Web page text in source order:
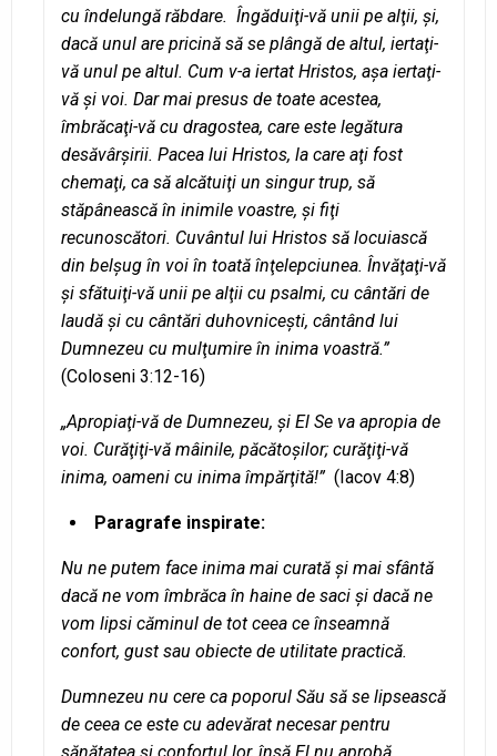
cu îndelungă răbdare. Îngăduiţi-vă unii pe alţii, şi,
dacă unul are pricină să se plângă de altul, iertaţi-
vă unul pe altul. Cum v-a iertat Hristos, aşa iertaţi-
vă şi voi. Dar mai presus de toate acestea,
îmbrăcaţi-vă cu dragostea, care este legătura
desăvârşirii. Pacea lui Hristos, la care aţi fost
chemaţi, ca să alcătuiţi un singur trup, să
stăpânească în inimile voastre, şi fiţi
recunoscători. Cuvântul lui Hristos să locuiască
din belşug în voi în toată înţelepciunea. Învăţaţi-vă
şi sfătuiţi-vă unii pe alţii cu psalmi, cu cântări de
laudă şi cu cântări duhovniceşti, cântând lui
Dumnezeu cu mulţumire în inima voastră.”
(Coloseni 3:12-16)
„Apropiaţi-vă de Dumnezeu, şi El Se va apropia de
voi. Curăţiţi-vă mâinile, păcătoşilor; curăţiţi-vă
inima, oameni cu inima împărţită!”(Iacov 4:8)
Paragrafe inspirate:
Nu ne putem face inima mai curată și mai sfântă
dacă ne vom îmbrăca în haine de saci și dacă ne
vom lipsi căminul de tot ceea ce înseamnă
confort, gust sau obiecte de utilitate practică.
Dumnezeu nu cere ca poporul Său să se lipsească
de ceea ce este cu adevărat necesar pentru
sănătatea și confortul lor, însă El nu aprobă